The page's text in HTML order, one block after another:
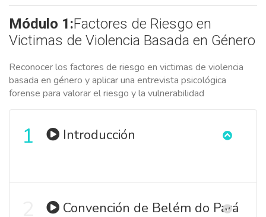
Módulo 1:Factores de Riesgo en
Victimas de Violencia Basada en Género
Reconocer los factores de riesgo en victimas de violencia
basada en género y aplicar una entrevista psicológica
forense para valorar el riesgo y la vulnerabilidad
1 Introducción